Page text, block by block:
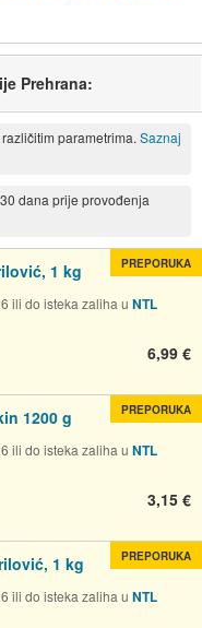
Prehrana:
parametrima. Saznaj
dana prije provođenja
1 kg
ili do isteka zaliha u NTL
6,99 €
PREPORUKA
1200 g
ili do isteka zaliha u NTL
3,15 €
PREPORUKA
1 kg
ili do isteka zaliha u NTL
PREPORUKA